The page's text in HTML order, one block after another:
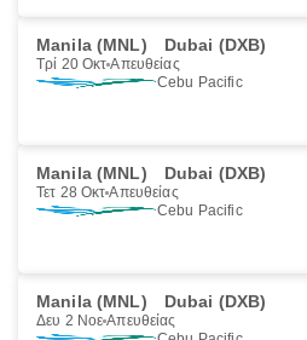
Manila (MNL) Dubai (DXB)
Τρί 20 Οκτ Απευθείας
Cebu Pacific
Manila (MNL) Dubai (DXB)
Τετ 28 Οκτ Απευθείας
Cebu Pacific
Manila (MNL) Dubai (DXB)
Δευ 2 Νοε Απευθείας